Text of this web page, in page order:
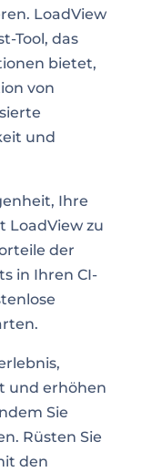
LoadView
Tool, das
bietet,
von
und
Ihre
LoadView zu
der
in Ihren CI-
und erhöhen
Sie
Rüsten Sie
den